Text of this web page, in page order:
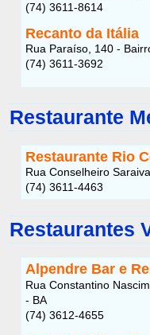
(74) 3611-8614
Recanto da Itália
Rua Paraíso, 140 -
(74) 3611-3692
Restaurante
Restaurante Rio
Rua Conselheiro
(74) 3611-4463
Restaurantes
Alpendre Bar e
Rua Constantino
- BA
(74) 3612-4655